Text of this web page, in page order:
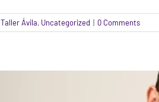
Taller Ávila, Uncategorized | 0 Comments